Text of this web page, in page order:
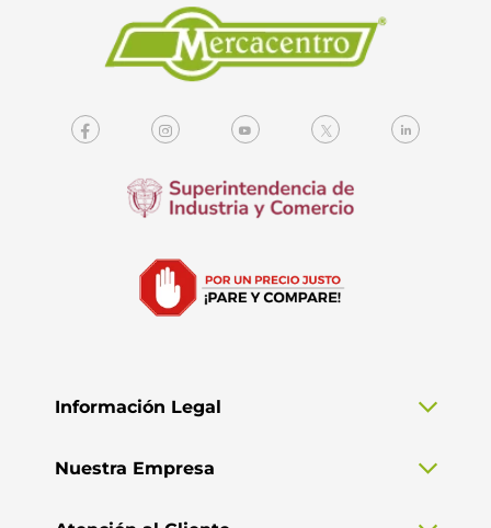
Información Legal
Nuestra Empresa